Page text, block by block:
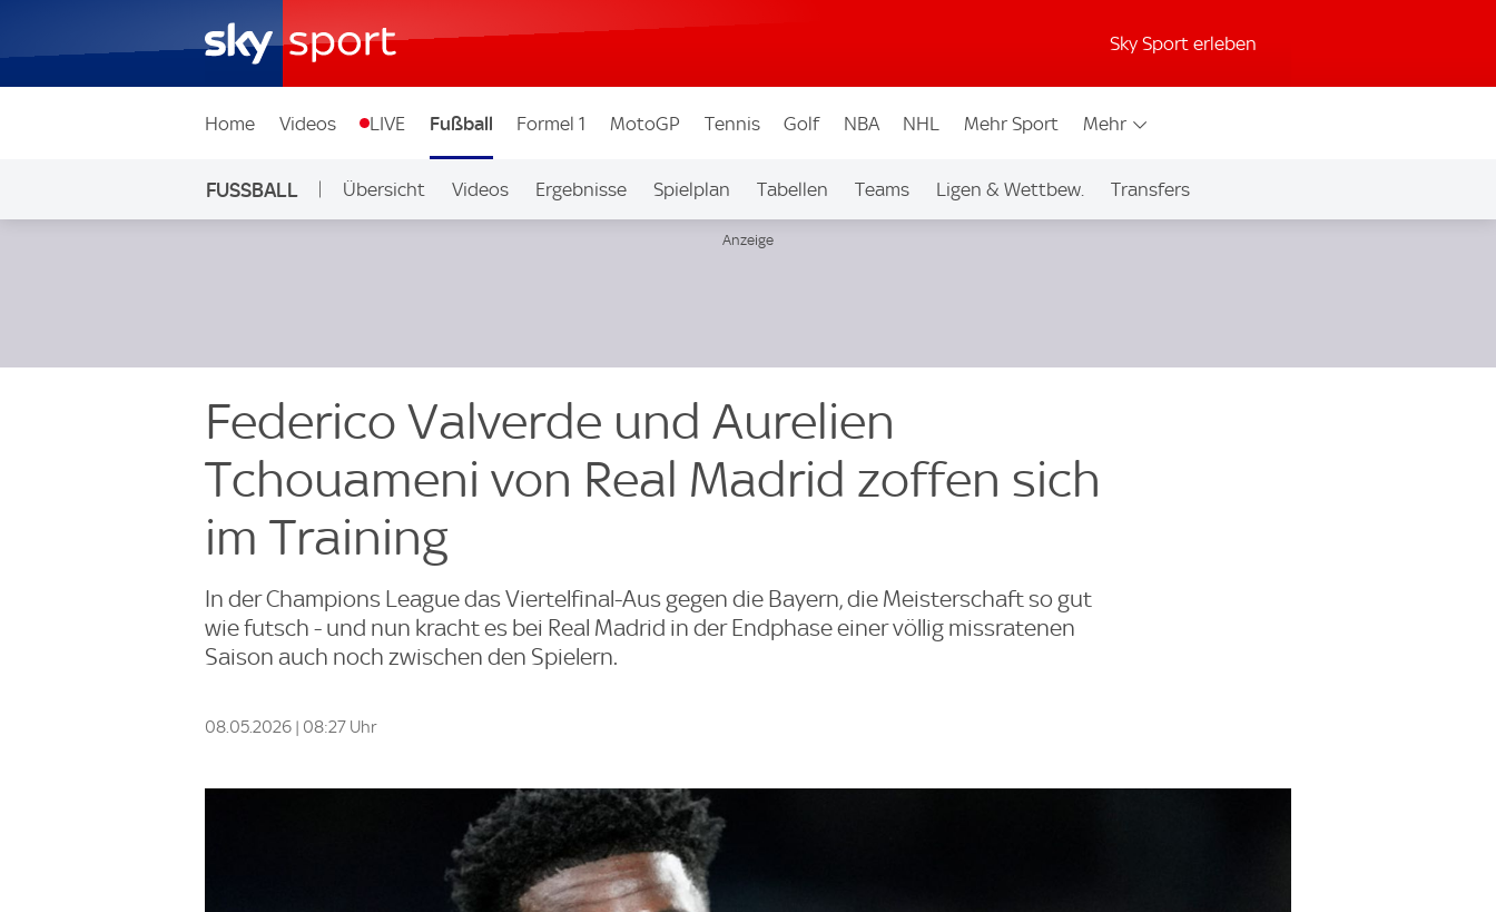
Sky Sport erleben
Home Videos LIVE Fußball Formel 1 MotoGP Tennis Golf NBA NHL Mehr Sport Mehr
FUSSBALL Übersicht Videos Ergebnisse Spielplan Tabellen Teams Ligen & Wettbew. Transfers
Federico Valverde und Aurelien
Tchouameni von Real Madrid zoffen sich
im Training
In der Champions League das Viertelfinal-Aus gegen die Bayern, die Meisterschaft so gut
wie futsch - und nun kracht es bei Real Madrid in der Endphase einer völlig missratenen
Saison auch noch zwischen den Spielern.
08.05.2026 | 08:27 Uhr